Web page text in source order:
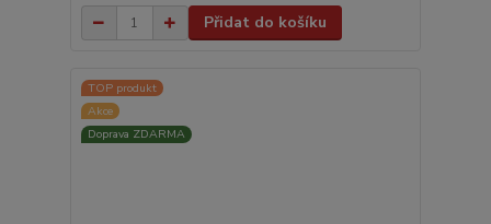
Přidat do košíku
TOP produkt
Akce
Doprava ZDARMA